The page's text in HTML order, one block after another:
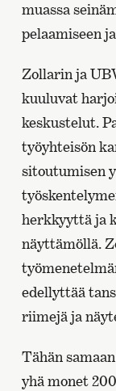
muassa
pelaamiseen
Zollarin ja
kuuluvat
keskustelut.
työyhteisön
sitoutumisen
herkkyyttä ja
näyttämöllä.
edellyttää
riimejä ja
Tähän
yhä monet